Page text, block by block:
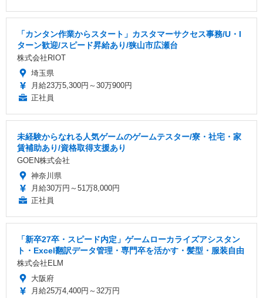
「カンタン作業からスタート」カスタマーサクセス事務/U・I
ターン歓迎/スピード昇給あり/狭山市広瀬台
株式会社RIOT
埼玉県
月給23万5,300円～30万900円
正社員
未経験からなれる人気ゲームのゲームテスター/寮・社宅・家
賃補助あり/資格取得支援あり
GOEN株式会社
神奈川県
月給30万円～51万8,000円
正社員
「新卒27卒・スピード内定」ゲームローカライズアシスタン
ト・Excel翻訳データ管理・専門卒を活かす・髪型・服装自由
株式会社ELM
大阪府
月給25万4,400円～32万円